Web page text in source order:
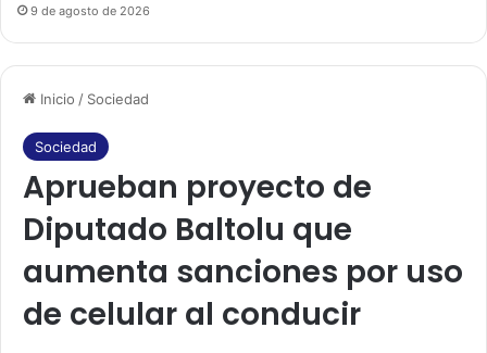
Inicio / Sociedad
Sociedad
Aprueban proyecto de
Diputado Baltolu que
aumenta sanciones por uso
de celular al conducir
9 de agosto de 2026